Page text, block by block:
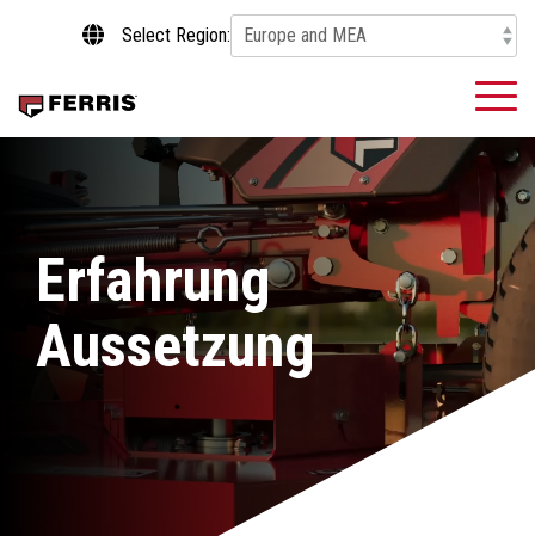
main
content.
Select Region:
Erfahrung
Aussetzung